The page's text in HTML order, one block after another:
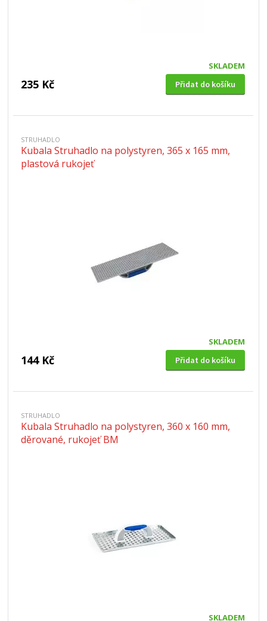
SKLADEM
235 Kč Přidat do košíku
STRUHADLO
Kubala Struhadlo na polystyren, 365 x 165 mm,
plastová rukojeť
SKLADEM
144 Kč Přidat do košíku
STRUHADLO
Kubala Struhadlo na polystyren, 360 x 160 mm,
děrované, rukojeť BM
SKLADEM